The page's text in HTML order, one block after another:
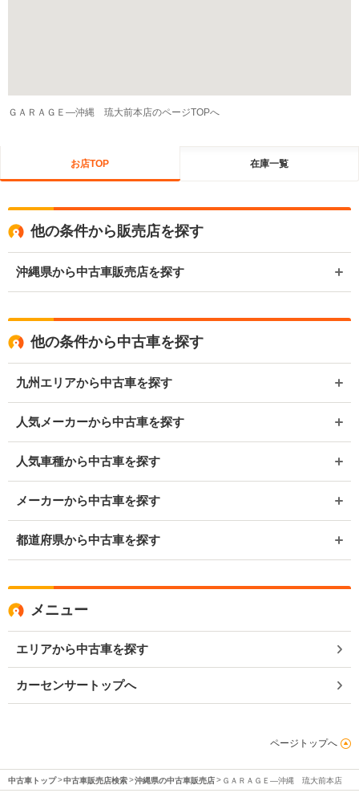
ＧＡＲＡＧＥ―沖縄 琉大前本店のページTOPへ
お店TOP 在庫一覧
他の条件から販売店を探す
沖縄県から中古車販売店を探す
他の条件から中古車を探す
九州エリアから中古車を探す
人気メーカーから中古車を探す
人気車種から中古車を探す
メーカーから中古車を探す
都道府県から中古車を探す
メニュー
エリアから中古車を探す
カーセンサートップへ
ページトップへ
中古車トップ 中古車販売店検索 沖縄県の中古車販売店 ＧＡＲＡＧＥ―沖縄 琉大前本店